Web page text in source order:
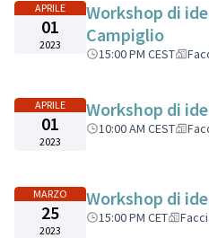
APRILE
01
2023
Workshop di
Campiglio
15:00 PM CEST
APRILE
01
2023
Workshop di
10:00 AM CEST
MARZO
25
2023
Workshop di
15:00 PM CET